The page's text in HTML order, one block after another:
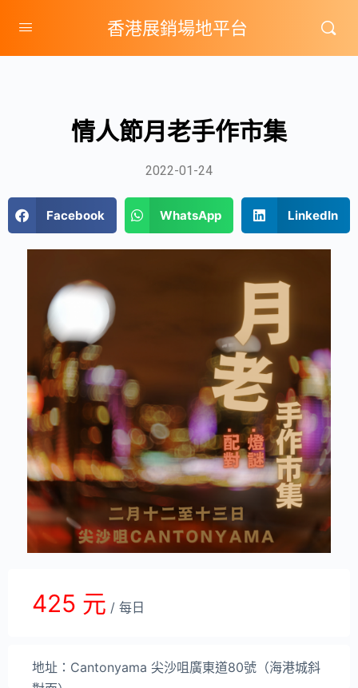
香港展銷場地平台
情人節月老手作市集
2022-01-24
Facebook WhatsApp LinkedIn
425 元 / 每日
地址：Cantonyama 尖沙咀廣東道80號（海港城斜